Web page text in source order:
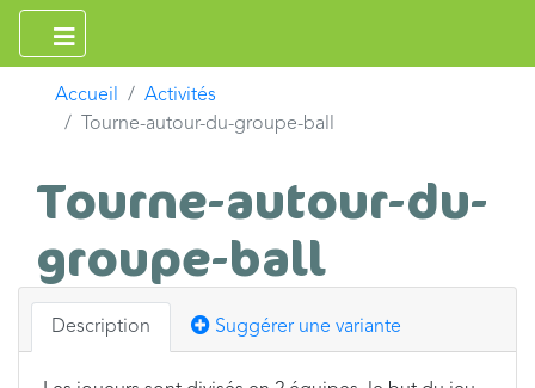
Accueil
Activités
Tourne-autour-du-groupe-ball
Tourne-autour-du-
groupe-ball
Description Suggérer une variante